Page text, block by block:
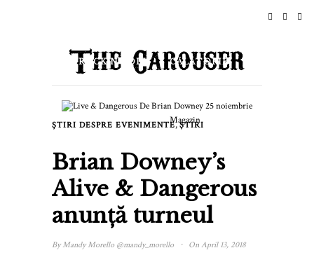
ROCK N ROLL CĂLĂTORIE
Magazin
ȘTIRI DESPRE EVENIMENTE,ȘTIRI
Brian Downey’s
Alive & Dangerous
anunță turneul
ByMandy Morello @mandy_morello · On April 13, 2018